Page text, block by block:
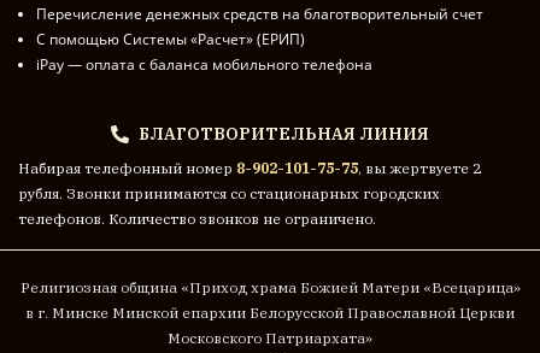
Перечисление денежных средств на благотворительный счет
С помощью Системы «Расчет» (ЕРИП)
iPay — оплата с баланса мобильного телефона
БЛАГОТВОРИТЕЛЬНАЯ ЛИНИЯ
Набирая телефонный номер 8-902-101-75-75, вы жертвуете 2
рубля. Звонки принимаются со стационарных городских
телефонов. Количество звонков не ограничено.
Религиозная община «Приход храма Божией Матери «Всецарица»
в г. Минске Минской епархии Белорусской Православной Церкви
Московского Патриархата»